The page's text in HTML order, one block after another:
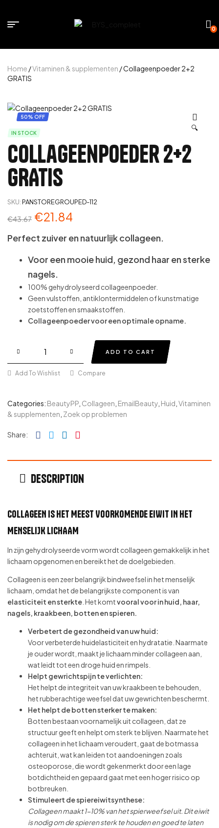
0
Home /Vitaminen & supplementen / Collageenpoeder 2+2
GRATIS
🔍
50% OFF
IN STOCK
Collageenpoeder 2+2
GRATIS
SKU:PANSTOREGROUPED-112
€43.67 €21.84
Perfect zuiver en natuurlijk collageen.
Voor een mooie huid, gezond haar en sterke
nagels.
100% gehydrolyseerd collageenpoeder.
Geen vulstoffen, antiklontermiddelen of kunstmatige
zoetstoffen en smaakstoffen.
Collageenpoeder voor een optimale opname.
ADD TO CART
Add To Wishlist Compare
Categories: BeautyPP Collageen EmailBeauty Huid Vitaminen
& supplementen Zoek op problemen
Share: Facebook
TwitterLinkedin
Description
COLLAGEEN IS HET MEEST VOORKOMENDE EIWIT IN HET
MENSELIJK LICHAAM
In zijn gehydrolyseerde vorm wordt collageen gemakkelijk in het
lichaam opgenomen en bereikt het de doelgebieden.
Collageen is een zeer belangrijk bindweefsel in het menselijk
lichaam, omdat het de belangrijkste component is van
elasticiteit en sterkte . Het komtvooral voor in huid, haar,
nagels, kraakbeen, botten en spieren.
Verbetert de gezondheid van uw huid:
Voor verbeterde huidelasticiteit en hydratatie. Naarmate
je ouder wordt, maakt je lichaam minder collageen aan,
wat leidt tot een droge huid en rimpels.
Helpt gewrichtspijn te verlichten:
Het helpt de integriteit van uw kraakbeen te behouden,
het rubberachtige weefsel dat uw gewrichten beschermt.
Het helpt de botten sterker te maken:
Botten bestaan voornamelijk uit collageen, dat ze
structuur geeft en helpt om sterk te blijven. Naarmate het
collageen in het lichaam veroudert, gaat de botmassa
achteruit, wat kan leiden tot aandoeningen zoals
osteoporose, die wordt gekenmerkt door een lage
botdichtheid en gepaard gaat met een hoger risico op
botbreuken.
Stimuleert de spiereiwitsynthese:
Collageen maakt 1-10% van het spierweefsel uit. Dit eiwit
is nodig om de spieren sterk te houden en goed te laten